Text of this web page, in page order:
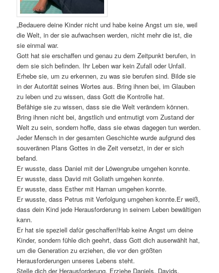
„Bedauere deine Kinder nicht und habe keine Angst um sie, weil
die Welt, in der sie aufwachsen werden, nicht mehr die ist, die
sie einmal war.
Gott hat sie erschaffen und genau zu dem Zeitpunkt berufen, in
dem sie sich befinden. Ihr Leben war kein Zufall oder Unfall.
Erhebe sie, um zu erkennen, zu was sie berufen sind. Bilde sie
in der Autorität seines Wortes aus. Bring ihnen bei, im Glauben
zu leben und zu wissen, dass Gott die Kontrolle hat.
Befähige sie zu wissen, dass sie die Welt verändern können.
Bring ihnen nicht bei, ängstlich und entmutigt vom Zustand der
Welt zu sein, sondern hoffe, dass sie etwas dagegen tun werden.
Jeder Mensch in der gesamten Geschichte wurde aufgrund des
souveränen Plans Gottes in die Zeit versetzt, in der er sich
befand.
Er wusste, dass Daniel mit der Löwengrube umgehen konnte.
Er wusste, dass David mit Goliath umgehen konnte.
Er wusste, dass Esther mit Haman umgehen konnte.
Er wusste, dass Petrus mit Verfolgung umgehen konnte.Er weiß,
dass dein Kind jede Herausforderung in seinem Leben bewältigen
kann.
Er hat sie speziell dafür geschaffen!Hab keine Angst um deine
Kinder, sondern fühle dich geehrt, dass Gott dich auserwählt hat,
um die Generation zu erziehen, die vor den größten
Herausforderungen unseres Lebens steht.
Stelle dich der Herausforderung. Erziehe Daniels, Davids,